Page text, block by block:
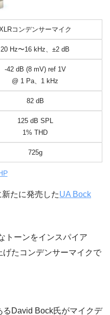
コンデンサーマイク
20 Hz〜16 kHz、±2 dB
-42 dB (8 mV) ref 1V
@ 1 Pa、1 kHz
82 dB
125 dB SPL
1% THD
725g
たに発売したUA Bock
トーンをインスパイア
げたコンデンサーマイクで
David Bock氏がマイクデ